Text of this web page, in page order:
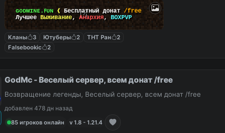
ɢᴏᴅᴍɪɴᴇ.ꜰᴜɴ ❰ Бесплатный донат /free
Лучшее Выживание, Анархия, BOXPVP
Кланы 3 Ютуберы 2 ТНТ Ран
2
Falsebookic
2
GodMc - Веселый сервер, всем донат /free
Возвращение легенды, Веселый сервер, всем донат /free
добавлен 478 дн назад
85 игроков онлайн
v 1.8 - 1.21.4